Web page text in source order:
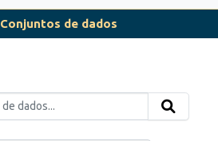
Conjuntos de dados